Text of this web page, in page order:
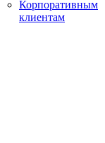
Корпоративным
клиентам